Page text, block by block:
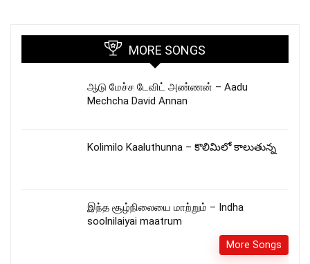
MORE SONGS
ஆடு மேச்ச டேவிட் அண்ணன் – Aadu
Mechcha David Annan
Kolimilo Kaaluthunna – కొలిమిలో కాలుతున్న
இந்த சூழ்நிலையை மாற்றும் – Indha
soolnilaiyai maatrum
More Songs